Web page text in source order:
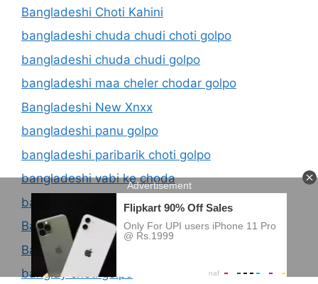
Bangladeshi Choti Kahini
bangladeshi chuda chudi choti golpo
bangladeshi chuda chudi golpo
bangladeshi maa cheler chodar golpo
Bangladeshi New Xnxx
bangladeshi panu golpo
bangladeshi paribarik choti golpo
bangladeshi vabi ke choda
bangladesi choti golpo
Bangladesi Choti Kahini Com
Bangladesi kaki chodar kahini
banglay choti golpo